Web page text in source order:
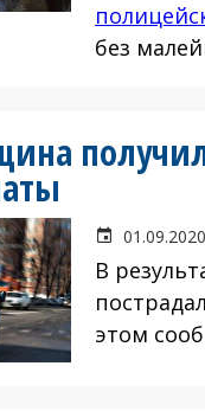
без
01.09.2020
В
этом